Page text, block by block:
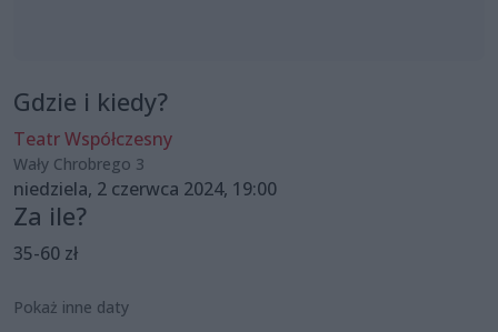
Gdzie i kiedy?
Teatr Współczesny
Wały Chrobrego 3
niedziela, 2 czerwca 2024, 19:00
Za ile?
35-60 zł
Pokaż inne daty